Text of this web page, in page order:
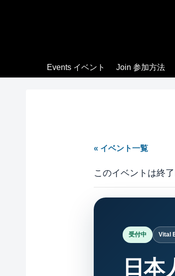
Events イベント Join 参加方法
« イベント一覧
このイベントは終了
受付中 Vital
日本